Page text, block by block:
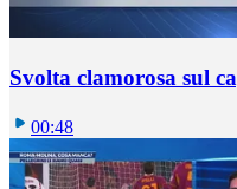
Svolta clamorosa sul
00:48